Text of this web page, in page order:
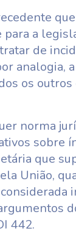
para a
de
analogia,
os outros
norma
sobre
que
União,
442.